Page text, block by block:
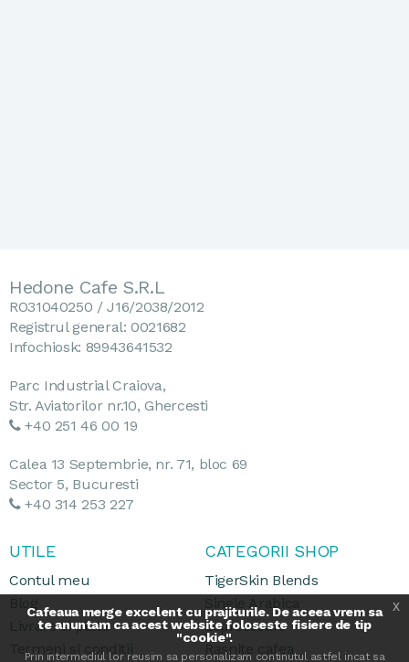
Hedone Cafe S.R.L
RO31040250 / J16/2038/2012
Registrul general: 0021682
Infochiosk: 89943641532
Parc Industrial Craiova,
Str. Aviatorilor nr.10, Ghercesti
+40 251 46 00 19
Calea 13 Septembrie, nr. 71, bloc 69
Sector 5, Bucuresti
+40 314 253 227
UTILE
Contul meu
Livrare si plata
Termeni si conditii
CATEGORII SHOP
TigerSkin Blends
Single Arabica
Espressoare
Rasnite cafea
Cafeaua merge excelent cu prajiturile. De aceea vrem sa
te anuntam ca acest website foloseste fisiere de tip
"cookie".
Prin intermediul lor reusim sa personalizam continutul astfel incat sa
x